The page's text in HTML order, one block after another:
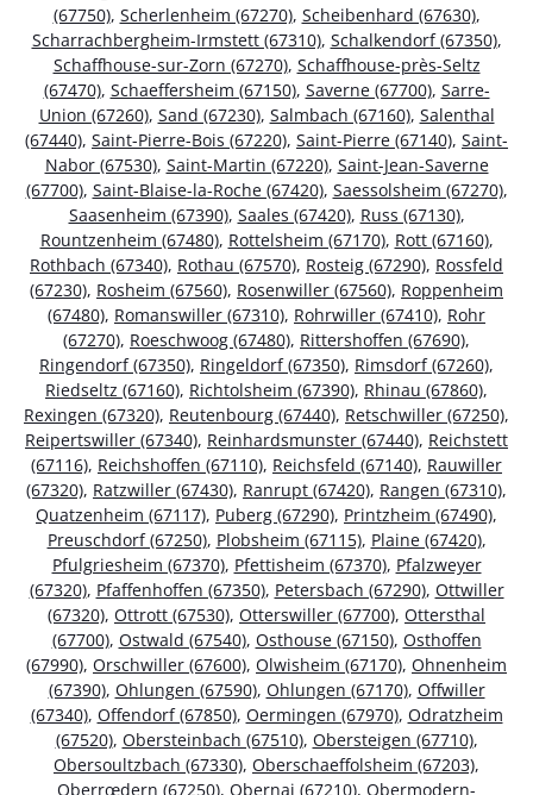
(67750), Scherlenheim (67270), Scheibenhard (67630),
Scharrachbergheim-Irmstett (67310), Schalkendorf (67350),
Schaffhouse-sur-Zorn (67270), Schaffhouse-près-Seltz
(67470), Schaeffersheim (67150), Saverne (67700), Sarre-
Union (67260), Sand (67230), Salmbach (67160), Salenthal
(67440), Saint-Pierre-Bois (67220), Saint-Pierre (67140), Saint-
Nabor (67530), Saint-Martin (67220), Saint-Jean-Saverne
(67700), Saint-Blaise-la-Roche (67420), Saessolsheim (67270),
Saasenheim (67390), Saales (67420), Russ (67130),
Rountzenheim (67480), Rottelsheim (67170), Rott (67160),
Rothbach (67340), Rothau (67570), Rosteig (67290), Rossfeld
(67230), Rosheim (67560), Rosenwiller (67560), Roppenheim
(67480), Romanswiller (67310), Rohrwiller (67410), Rohr
(67270), Roeschwoog (67480), Rittershoffen (67690),
Ringendorf (67350), Ringeldorf (67350), Rimsdorf (67260),
Riedseltz (67160), Richtolsheim (67390), Rhinau (67860),
Rexingen (67320), Reutenbourg (67440), Retschwiller (67250),
Reipertswiller (67340), Reinhardsmunster (67440), Reichstett
(67116), Reichshoffen (67110), Reichsfeld (67140), Rauwiller
(67320), Ratzwiller (67430), Ranrupt (67420), Rangen (67310),
Quatzenheim (67117), Puberg (67290), Printzheim (67490),
Preuschdorf (67250), Plobsheim (67115), Plaine (67420),
Pfulgriesheim (67370), Pfettisheim (67370), Pfalzweyer
(67320), Pfaffenhoffen (67350), Petersbach (67290), Ottwiller
(67320), Ottrott (67530), Otterswiller (67700), Ottersthal
(67700), Ostwald (67540), Osthouse (67150), Osthoffen
(67990), Orschwiller (67600), Olwisheim (67170), Ohnenheim
(67390), Ohlungen (67590), Ohlungen (67170), Offwiller
(67340), Offendorf (67850), Oermingen (67970), Odratzheim
(67520), Obersteinbach (67510), Obersteigen (67710),
Obersoultzbach (67330), Oberschaeffolsheim (67203),
Oberrœdern (67250), Obernai (67210), Obermodern-